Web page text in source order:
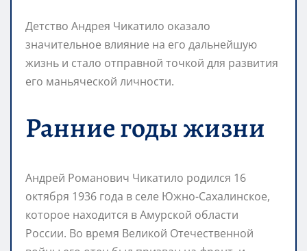
Детство Андрея Чикатило оказало
значительное влияние на его дальнейшую
жизнь и стало отправной точкой для развития
его маньяческой личности.
Ранние годы жизни
Андрей Романович Чикатило родился 16
октября 1936 года в селе Южно-Сахалинское,
которое находится в Амурской области
России. Во время Великой Отечественной